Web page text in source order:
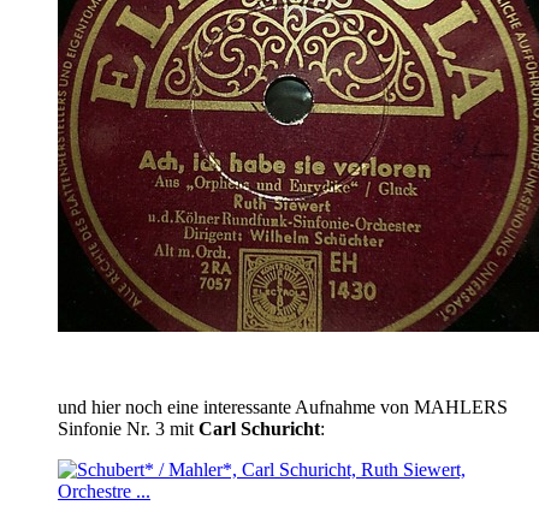
und hier noch eine interessante Aufnahme von MAHLERS
Sinfonie Nr. 3 mit Carl Schuricht: